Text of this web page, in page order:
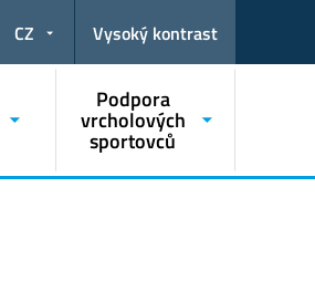
CZ Vysoký kontrast
Podpora
vrcholových
sportovců